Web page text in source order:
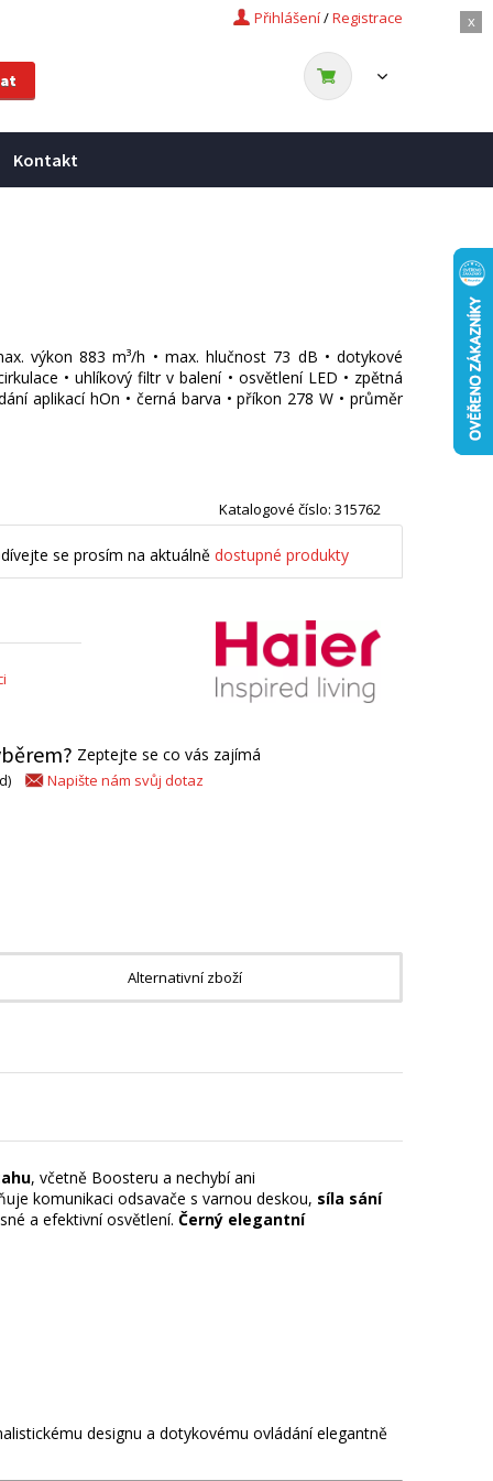
x
Registrace
/
Přihlášení
Kontakt
výkon 883 m³/h • max. hlučnost 73 dB • dotykové
• uhlíkový filtr v balení • osvětlení LED • zpětná
aplikací hOn • černá barva • příkon 278 W • průměr
Katalogové číslo: 315762
se prosím na aktuálně dostupné produkty
Zeptejte se co vás zajímá
Napište nám svůj dotaz
Alternativní zboží
, včetně Boosteru a nechybí ani
komunikaci odsavače s varnou deskou, síla sání
a efektivní osvětlení. Černý elegantní
designu a dotykovému ovládání elegantně